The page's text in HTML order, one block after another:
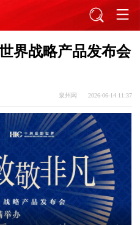
界战略产品发布会
泉州网 2026-06-14 11:37